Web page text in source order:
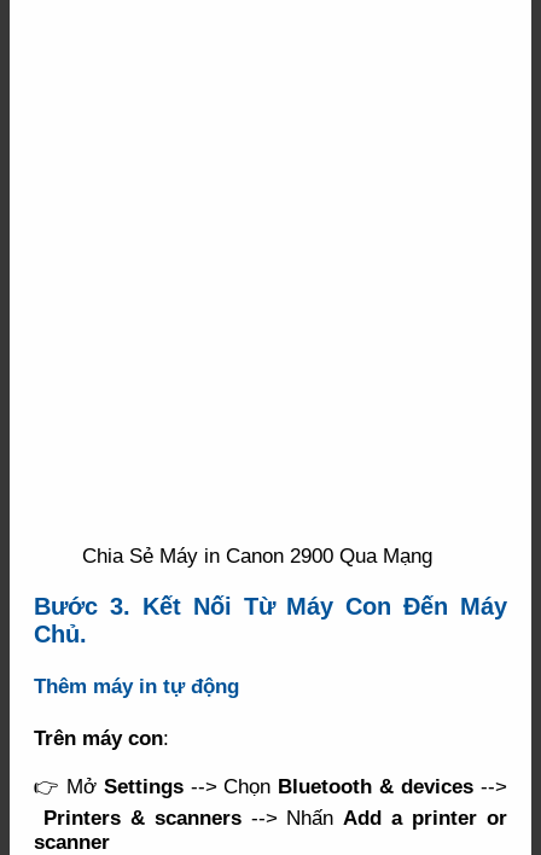
Chia Sẻ Máy in Canon 2900 Qua Mạng
Bước 3. Kết Nối Từ Máy Con Đến Máy
Chủ.
Thêm máy in tự động
Trên máy con:
👉 Mở Settings--> Chọn Bluetooth & devices -->
Printers & scanners--> Nhấn Add a printer or
scanner